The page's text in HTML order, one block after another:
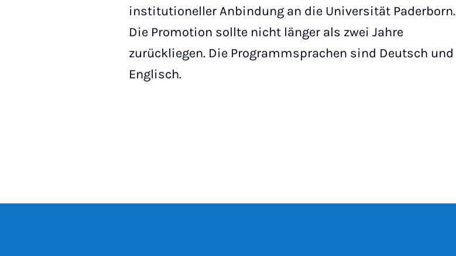
institutioneller Anbindung an die Universität Paderborn.
Die Promotion sollte nicht länger als zwei Jahre
zurückliegen. Die Programmsprachen sind Deutsch und
Englisch.